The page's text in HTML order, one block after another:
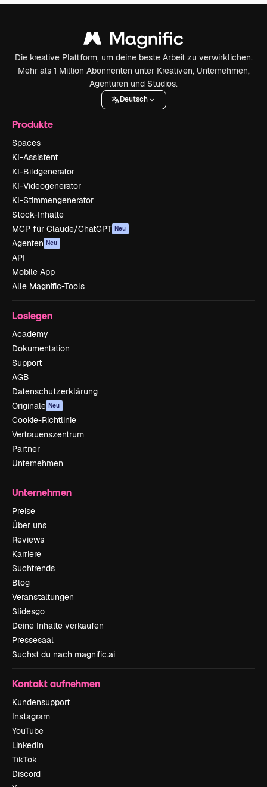
Die kreative Plattform, um deine beste Arbeit zu verwirklichen.
Mehr als 1 Million Abonnenten unter Kreativen, Unternehmen,
Agenturen und Studios.
Deutsch
Produkte
Spaces
KI-Assistent
KI-Bildgenerator
KI-Videogenerator
KI-Stimmengenerator
Stock-Inhalte
MCP für Claude/ChatGPT Neu
Agenten Neu
API
Mobile App
Alle Magnific-Tools
Loslegen
Academy
Dokumentation
Support
AGB
Datenschutzerklärung
Originale Neu
Cookie-Richtlinie
Vertrauenszentrum
Partner
Unternehmen
Unternehmen
Preise
Über uns
Reviews
Karriere
Suchtrends
Blog
Veranstaltungen
Slidesgo
Deine Inhalte verkaufen
Pressesaal
Suchst du nach magnific.ai
Kontakt aufnehmen
Kundensupport
Instagram
YouTube
LinkedIn
TikTok
Discord